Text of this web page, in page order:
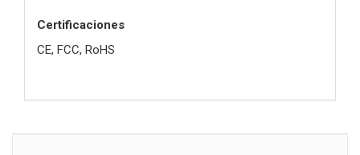
Certificaciones
CE, FCC, RoHS